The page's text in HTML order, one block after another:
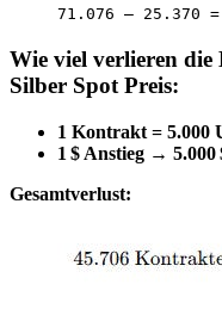
71.076 – 25.370
Wie viel verlieren die
Silber Spot Preis:
1 Kontrakt = 5.000
1 $ Anstieg →
Gesamtverlust: